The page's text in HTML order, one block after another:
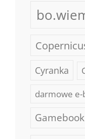
Cyranka
darmowe e-
Gamebook